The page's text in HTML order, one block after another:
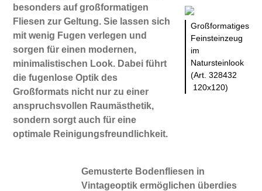
Großformatiges
Feinsteinzeug
im
Natursteinlook
(Art. 328432
120x120)
besonders auf großformatigen
Fliesen zur Geltung. Sie lassen sich
mit wenig Fugen verlegen und
sorgen für einen modernen,
minimalistischen Look. Dabei führt
die fugenlose Optik des
Großformats nicht nur zu einer
anspruchsvollen Raumästhetik,
sondern sorgt auch für eine
optimale Reinigungsfreundlichkeit.
Gemusterte Bodenfliesen in
Vintageoptik ermöglichen überdies